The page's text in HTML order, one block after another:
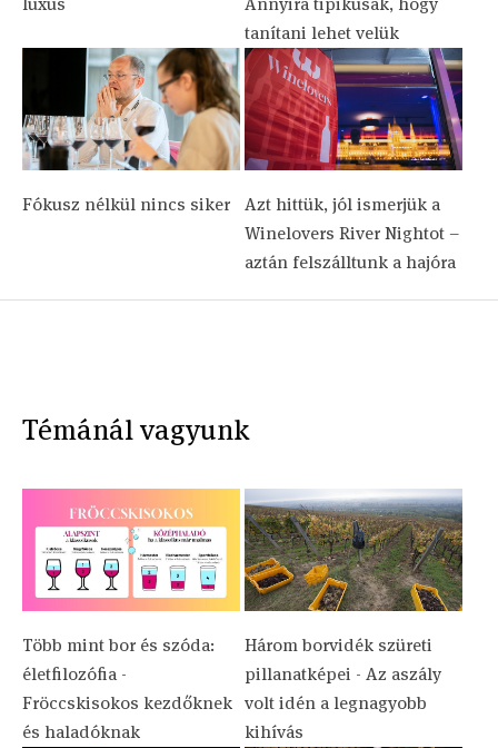
tanítani lehet velük
Fókusz nélkül nincs siker
Azt hittük, jól ismerjük a
Winelovers River Nightot –
aztán felszálltunk a hajóra
Témánál vagyunk
Több mint bor és szóda:
életfilozófia -
Fröccskisokos kezdőknek
és haladóknak
Három borvidék szüreti
pillanatképei - Az aszály
volt idén a legnagyobb
kihívás